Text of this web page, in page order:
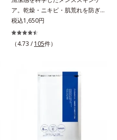
メマツヨイグサ抽出液、スイカズラ
エキス配合＝角層のすみずみまで水
分・油分を保ち、ハリ・ツヤを与え
る保湿成分*10 気持ちのこと各商品
の詳しい情報は商品ページをご覧く
キ、ラベンダー、ゼラニウムによる
リフレッシュアロマの香りで、バス
ルームがここちよいリラックス空間
に。*1 うねり、パサつき*2 保湿成
分
ア。乾燥・ニキビ・肌荒れを防ぎハ
リ・ツヤのある、好印象な清潔透明
肌(*1)へ。オルビス ミスターは、男
性の清潔感、爽やかさ、若々しさの
であること(*2)を業界で初めて発見
と保湿成分を新たに配合。これまで
の乾燥・テカリへのケアはそのまま
に、肌荒れ・ニキビ予防など“今”の
肌悩みに応え、“未来”を見据えて好
印象の鍵となるハリ・ツヤへもアプ
税込1,650円
（4.73 / 105件）